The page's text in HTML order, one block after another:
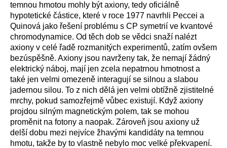
temnou hmotou mohly být axiony, tedy oficiálně
hypotetické částice, které v roce 1977 navrhli Peccei a
Quinová jako řešení problému s CP symetrií ve kvantové
chromodynamice. Od těch dob se vědci snaží nalézt
axiony v celé řadě rozmanitých experimentů, zatím ovšem
bezúspěšně. Axiony jsou navrženy tak, že nemají žádný
elektrický náboj, mají jen zcela nepatrnou hmotnost a
také jen velmi omezeně interagují se silnou a slabou
jadernou silou. To z nich dělá jen velmi obtížně zjistitelné
mrchy, pokud samozřejmě vůbec existují. Když axiony
projdou silným magnetickým polem, tak se mohou
proměnit na fotony a naopak. Zároveň jsou axiony už
delší dobu mezi nejvíce žhavými kandidáty na temnou
hmotu, takže by to vlastně nebylo moc velké překvapení.